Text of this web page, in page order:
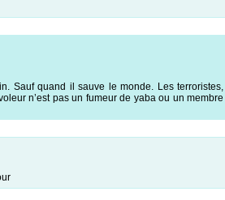
Sauf quand il sauve le monde. Les terroristes,
n’est pas un fumeur de yaba ou un membre